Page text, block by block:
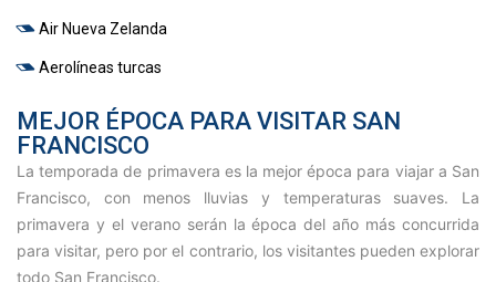
Air Nueva Zelanda
Aerolíneas turcas
MEJOR ÉPOCA PARA VISITAR SAN
FRANCISCO
La temporada de primavera es la mejor época para viajar a San
Francisco, con menos lluvias y temperaturas suaves. La
primavera y el verano serán la época del año más concurrida
para visitar, pero por el contrario, los visitantes pueden explorar
todo San Francisco.